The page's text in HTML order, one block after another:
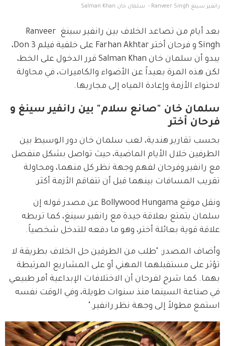
رانفير سينغ Ranveer Singh -  سلمان خان Salman Khan
بعد أيام من تصاعد الخلاف بين رانفير سينغ Ranveer
Singh و فرحان أختر Farhan Akhtar على خلفية فيلم Don 3،
يبدو أن سلمان خان Salman Khan قرر الدخول على الخط،
لكن هذه المرة بعيداً عن الأضواء والكاميرات، في محاولة
لاحتواء الأزمة وإعادة المياه إلى مجاريها.
سلمان خان "صانع سلام" بين رانفير سينغ و
فرحان أختر
بحسب تقارير هندية، لعب سلمان خان دور الوسيط بين
الطرفين خلال الأيام الماضية، حيث تواصل بشكل منفصل
مع رانفير وفرحان لفهم وجهة نظر كل منهما، ومحاولة
تقريب المسافات بينهما قبل أن تتفاقم الأزمة أكثر.
ونقل موقع Bollywood Hungama عن مصدر قوله إن
سلمان يتمتع بعلاقة جيدة مع رانفير سينغ، كما تربطه
علاقة قوية بعائلة أختر، وهو ما دفعه للتدخل شخصياً.
وأضاف المصدر: "طلب من الطرفين حل الخلاف بطريقة لا
تؤثر على مستقبلهما المهني أو على المشاريع المرتبطة
بهما. كما شرح لفرحان أن الاختلافات الإبداعية أمر طبيعي
في صناعة السينما منذ سنوات طويلة، وفي الوقت نفسه
استمع مطولاً إلى وجهة نظر رانفير."